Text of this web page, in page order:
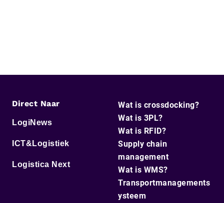
Direct Naar
LogiNews
ICT&Logistiek
Logistica Next
Wat is crossdocking?
Wat is 3PL?
Wat is RFID?
Supply chain
management
Wat is WMS?
Transportmanagements
ysteem